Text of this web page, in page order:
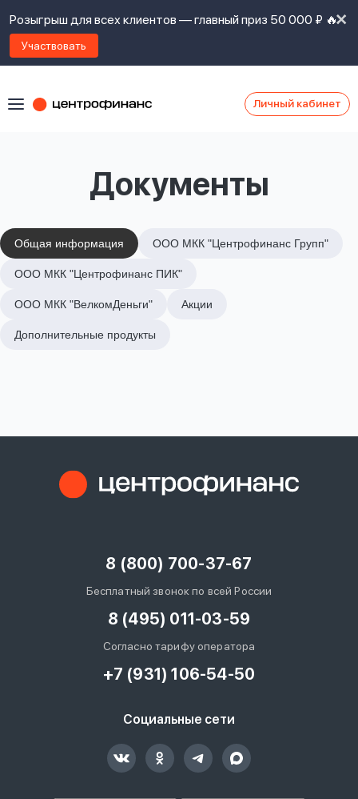
Розыгрыш для всех клиентов — главный приз 50 000 ₽ 🔥
Участвовать
Личный кабинет
Документы
Общая информация ООО МКК "Центрофинанс Групп"
ООО МКК "Центрофинанс ПИК"
ООО МКК "ВелкомДеньги" Акции
Дополнительные продукты
8 (800) 700-37-67
Бесплатный звонок по всей России
8 (495) 011-03-59
Согласно тарифу оператора
+7 (931) 106-54-50
Социальные сети
Войти под другим номером
ознакомлен
предоставления
займов,
политикой
сайта,
согласие
обработку